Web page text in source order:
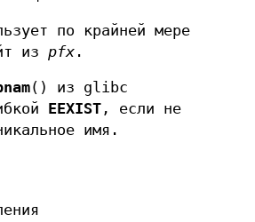
по крайней мере
из pfx .
() из glibc
EEXIST , если не
имя.